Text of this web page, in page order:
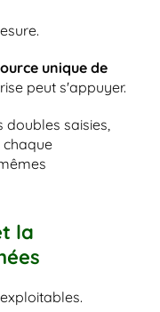
unique de
peut s'appuyer.
doubles saisies,
chaque
la